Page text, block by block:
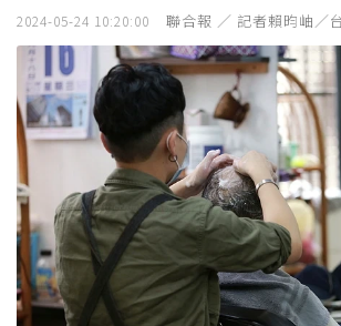
2024-05-24 10:20:00 聯合報 ／ 記者賴昀岫／